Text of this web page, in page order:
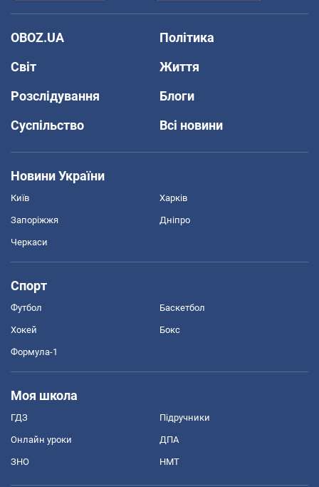
OBOZ.UA
Політика
Світ
Життя
Розслідування
Блоги
Суспільство
Всі новини
Новини України
Київ Харків
Запоріжжя Дніпро
Черкаси
Спорт
Футбол Баскетбол
Хокей Бокс
Формула-1
Моя школа
ГДЗ Підручники
Онлайн уроки ДПА
ЗНО НМТ